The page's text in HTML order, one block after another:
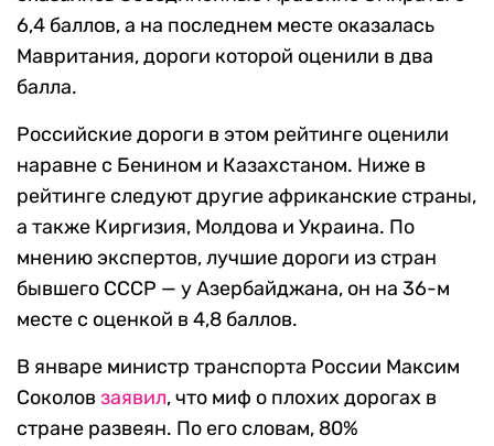
6,4 баллов, а на последнем месте оказалась
Мавритания, дороги которой оценили в два
балла.
Российские дороги в этом рейтинге оценили
наравне с Бенином и Казахстаном. Ниже в
рейтинге следуют другие африканские страны,
а также Киргизия, Молдова и Украина. По
мнению экспертов, лучшие дороги из стран
бывшего СССР — у Азербайджана, он на 36-м
месте с оценкой в 4,8 баллов.
В январе министр транспорта России Максим
Соколов заявил, что миф о плохих дорогах в
стране развеян. По его словам, 80%